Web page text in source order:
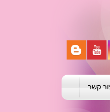
קשר